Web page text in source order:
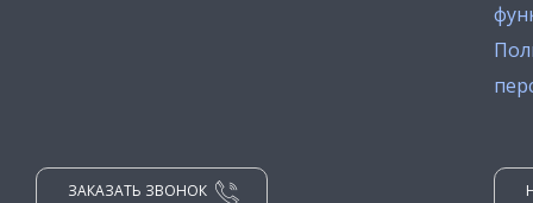
ЗАКАЗАТЬ ЗВОНОК